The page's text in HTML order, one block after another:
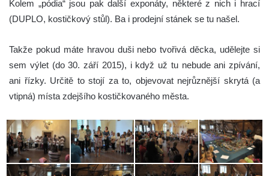
Kolem „pódia“ jsou pak další exponáty, některé z nich i hrací
(DUPLO, kostičkový stůl). Ba i prodejní stánek se tu našel.
Takže pokud máte hravou duši nebo tvořivá děcka, udělejte si
sem výlet (do 30. září 2015), i když už tu nebude ani zpívání,
ani řízky. Určitě to stojí za to, objevovat nejrůznější skrytá (a
vtipná) místa zdejšího kostičkovaného města.